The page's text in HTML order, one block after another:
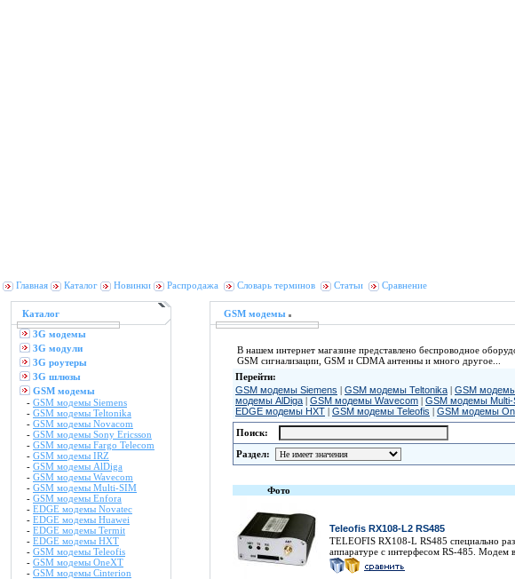
Главная Каталог Новинки Распродажа Словарь терминов Статьи Сравнение
Каталог
3G модемы
3G модули
3G роутеры
3G шлюзы
GSM модемы
- GSM модемы Siemens
- GSM модемы Teltonika
- GSM модемы Novacom
- GSM модемы Sony Ericsson
- GSM модемы Fargo Telecom
- GSM модемы IRZ
- GSM модемы AlDiga
- GSM модемы Wavecom
- GSM модемы Multi-SIM
- GSM модемы Enfora
- EDGE модемы Novatec
- EDGE модемы Huawei
- EDGE модемы Termit
- EDGE модемы HXT
- GSM модемы Teleofis
- GSM модемы OneXT
- GSM модемы Cinterion
GSM модемы
В нашем интернет магазине представлено беспроводное
GSM сигнализации, GSM и CDMA антенны и много другое...
Перейти:
GSM модемы Siemens | GSM модемы Teltonika | GSM
модемы AlDiga | GSM модемы Wavecom | GSM модемы Multi-
EDGE модемы HXT | GSM модемы Teleofis | GSM модемы
Поиск:
Раздел:
Фото
Teleofis RX108-L2 RS485
TELEOFIS RX108-L RS485 специально
аппаратуре с интерфесом RS-485. Модем